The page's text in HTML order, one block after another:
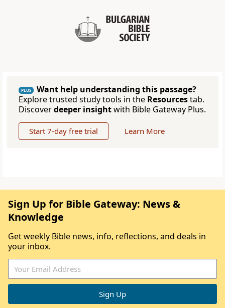
PLUS
Want help understanding this passage?
Explore trusted study tools in the Resourcestab.
Discoverdeeper insightwith Bible Gateway Plus.
Start 7-day free trial Learn More
Sign Up for Bible Gateway: News &
Knowledge
Get weekly Bible news, info, reflections, and deals in
your inbox.